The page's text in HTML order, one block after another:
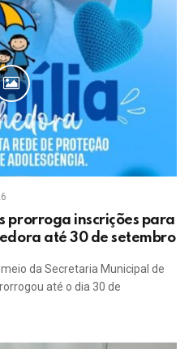
prorroga inscrições para
até 30 de setembro
da Secretaria Municipal de
até o dia 30 de